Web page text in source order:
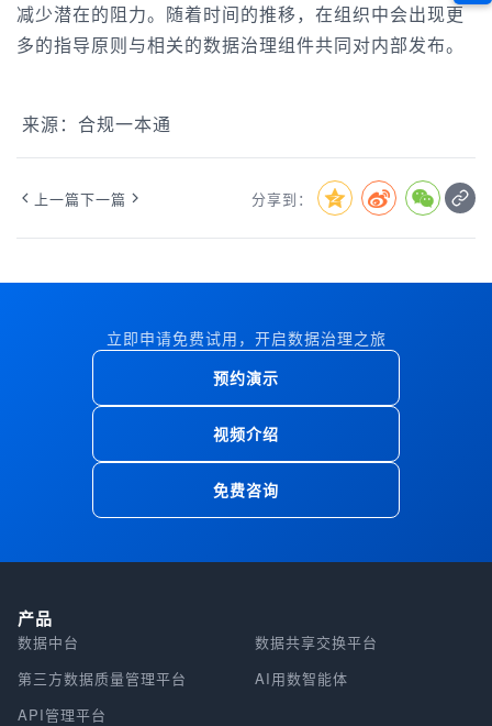
减少潜在的阻力。随着时间的推移，在组织中会出现更
多的指导原则与相关的数据治理组件共同对内部发布。
来源：合规一本通
上一篇下一篇 分享到：
立即申请免费试用，开启数据治理之旅
预约演示
视频介绍
免费咨询
产品
数据中台
数据共享交换平台
第三方数据质量管理平台
AI用数智能体
API管理平台